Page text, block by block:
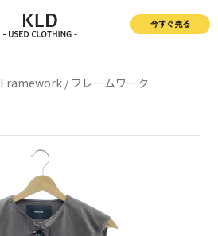
今すぐ売る
Framework / フレームワーク